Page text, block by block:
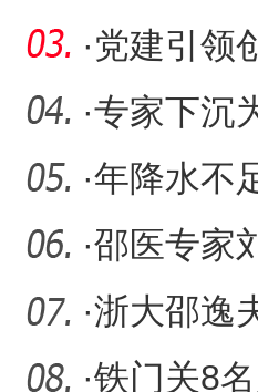
夏季复播
·党建引领
兴旺新图景
·专家下沉
增添温暖
·年降水不
拉尔偏要
竹
·邵医专家
从“无”到“
瘤
·浙大邵逸
赵兴播撒
·铁门关8